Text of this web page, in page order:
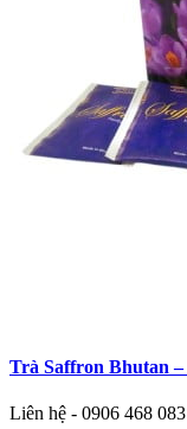
Trà Saffron Bhutan
Liên hệ - 0906 468 083